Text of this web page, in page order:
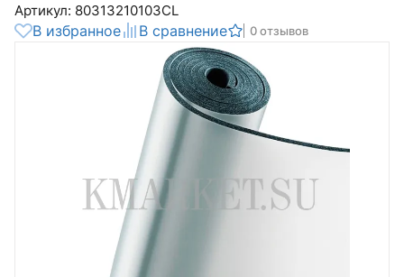
Артикул: 80313210103CL
В избранное В сравнение 0 отзывов
Общая оценка
Комментарий
Вероятно ранее вы уже совершали
покупки на нашем сайте и ваш аккаунт
был создан автоматически.
Для оформления заказа необходимо
войти в личный кабинет.
Авторизоваться